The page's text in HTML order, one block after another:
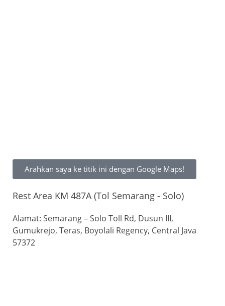
Arahkan saya ke titik ini dengan Google Maps!
Rest Area KM 487A (Tol Semarang - Solo)
Alamat: Semarang – Solo Toll Rd, Dusun III,
Gumukrejo, Teras, Boyolali Regency, Central Java
57372